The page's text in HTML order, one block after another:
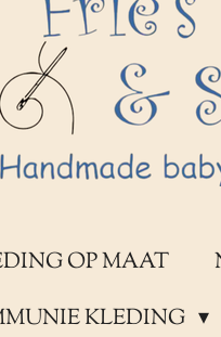
OP MAAT
KLEDING